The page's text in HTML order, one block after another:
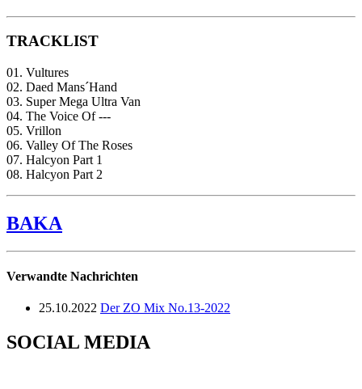
TRACKLIST
01. Vultures
02. Daed Mans´Hand
03. Super Mega Ultra Van
04. The Voice Of ---
05. Vrillon
06. Valley Of The Roses
07. Halcyon Part 1
08. Halcyon Part 2
BAKA
Verwandte Nachrichten
25.10.2022 Der ZO Mix No.13-2022
SOCIAL MEDIA